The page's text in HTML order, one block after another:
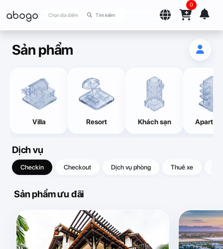
abogo Chọn địa điểm
0
Sản phẩm
Villa Resort Khách sạn
Dịch vụ
Checkin Checkout Dịch vụ phòng Thuê xe
Sản phẩm ưu đãi